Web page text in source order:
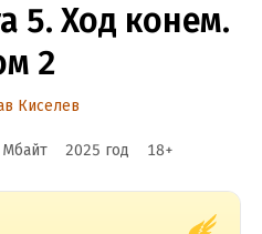
5. Ход конем.
2
Киселев
2025 год 18+